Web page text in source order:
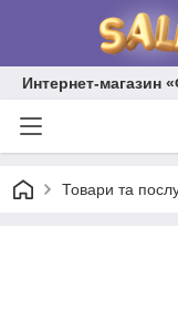
Интернет-магазин
Товари та